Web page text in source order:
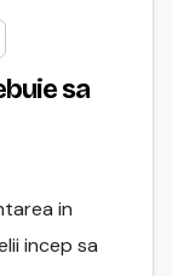
sa
in
incep sa